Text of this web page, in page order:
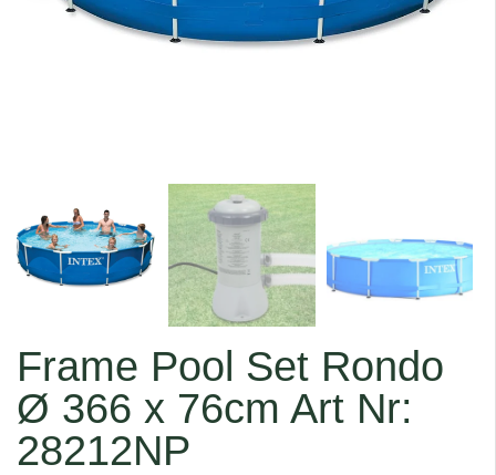
Frame Pool Set Rondo
Ø 366 x 76cm Art Nr:
28212NP